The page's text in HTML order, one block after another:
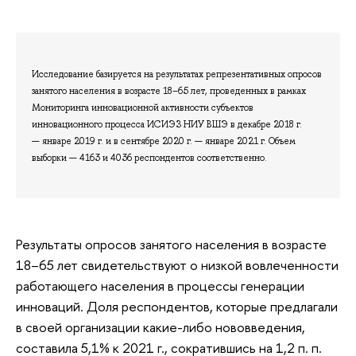
Исследование базируется на результатах репрезентативных опросов
занятого населения в возрасте 18–65 лет, проведенных в рамках
Мониторинга инновационной активности субъектов
инновационного процесса ИСИЭЗ НИУ ВШЭ в декабре 2018 г.
— январе 2019 г. и в сентябре 2020 г. — январе 2021 г. Объем
выборки — 4163 и 4036 респондентов соответственно.
Результаты опросов занятого населения в возрасте
18–65 лет свидетельствуют о низкой вовлеченности
работающего населения в процессы генерации
инноваций. Доля респондентов, которые предлагали
в своей организации какие-либо нововведения,
составила 5,1% к 2021 г., сократившись на 1,2 п. п.